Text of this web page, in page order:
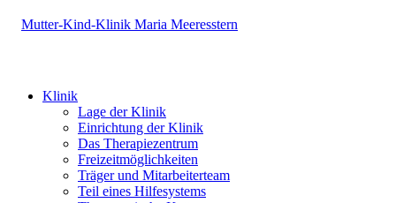
Klinik
Lage der Klinik
Einrichtung der Klinik
Das Therapiezentrum
Freizeitmöglichkeiten
Träger und Mitarbeiterteam
Teil eines Hilfesystems